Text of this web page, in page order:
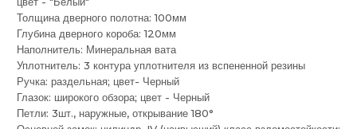
Толщина дверного полотна: 100мм
Глубина дверного короба: 120мм
Наполнитель: Минеральная вата
Уплотнитель: 3 контура уплотнителя из вспененной резины
Ручка: раздельная; цвет- Черный
Глазок: широкого обзора; цвет - Черный
Петли: 3шт., наружные, открывание 180°